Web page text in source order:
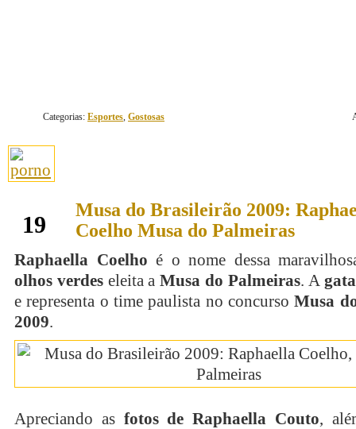
Categorias: Esportes, Gostosas
19
Musa do Brasileirão 2009:
Coelho Musa do Palmeiras
Raphaella Coelho é o nome dessa
olhos verdeseleita aMusa do Palmeiras. A gata
e representa o time paulista no concursoMusa
2009.
Apreciando as fotos de Raphaella Couto,